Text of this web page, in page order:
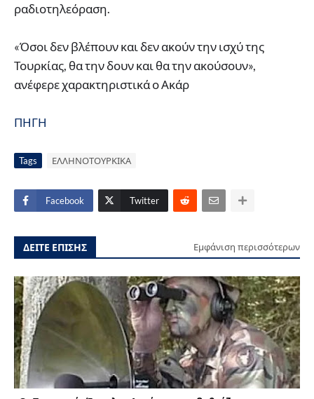
ραδιοτηλεόραση.
«Όσοι δεν βλέπουν και δεν ακούν την ισχύ της
Τουρκίας, θα την δουν και θα την ακούσουν»,
ανέφερε χαρακτηριστικά ο Ακάρ
ΠΗΓΗ
Tags ΕΛΛΗΝΟΤΟΥΡΚΙΚΑ
Facebook Twitter
ΔΕΙΤΕ ΕΠΙΣΗΣ Εμφάνιση περισσότερων